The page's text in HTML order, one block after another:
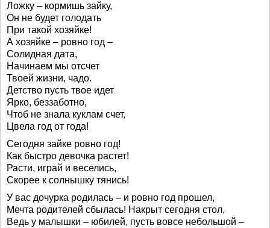
Ложку – кормишь зайку,
Он не будет голодать
При такой хозяйке!
А хозяйке – ровно год –
Солидная дата,
Начинаем мы отсчет
Твоей жизни, чадо.
Детство пусть твое идет
Ярко, беззаботно,
Чтоб не знала куклам счет,
Цвела год от года!
Сегодня зайке ровно год!
Как быстро девочка растет!
Расти, играй и веселись,
Скорее к солнышку тянись!
У вас дочурка родилась – и ровно год прошел,
Мечта родителей сбылась! Накрыт сегодня стол,
Ведь у малышки – юбилей, пусть вовсе небольшой –